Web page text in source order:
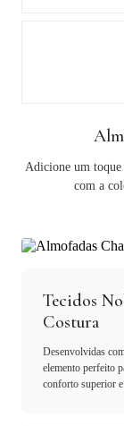
Adicione um toque
com a
Tecidos
Costura
Desenvolvidas
elemento perfeito
conforto superior